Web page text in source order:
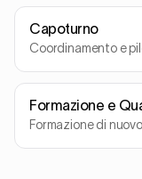
Capoturno
Coordinamento e
Formazione e
Formazione di